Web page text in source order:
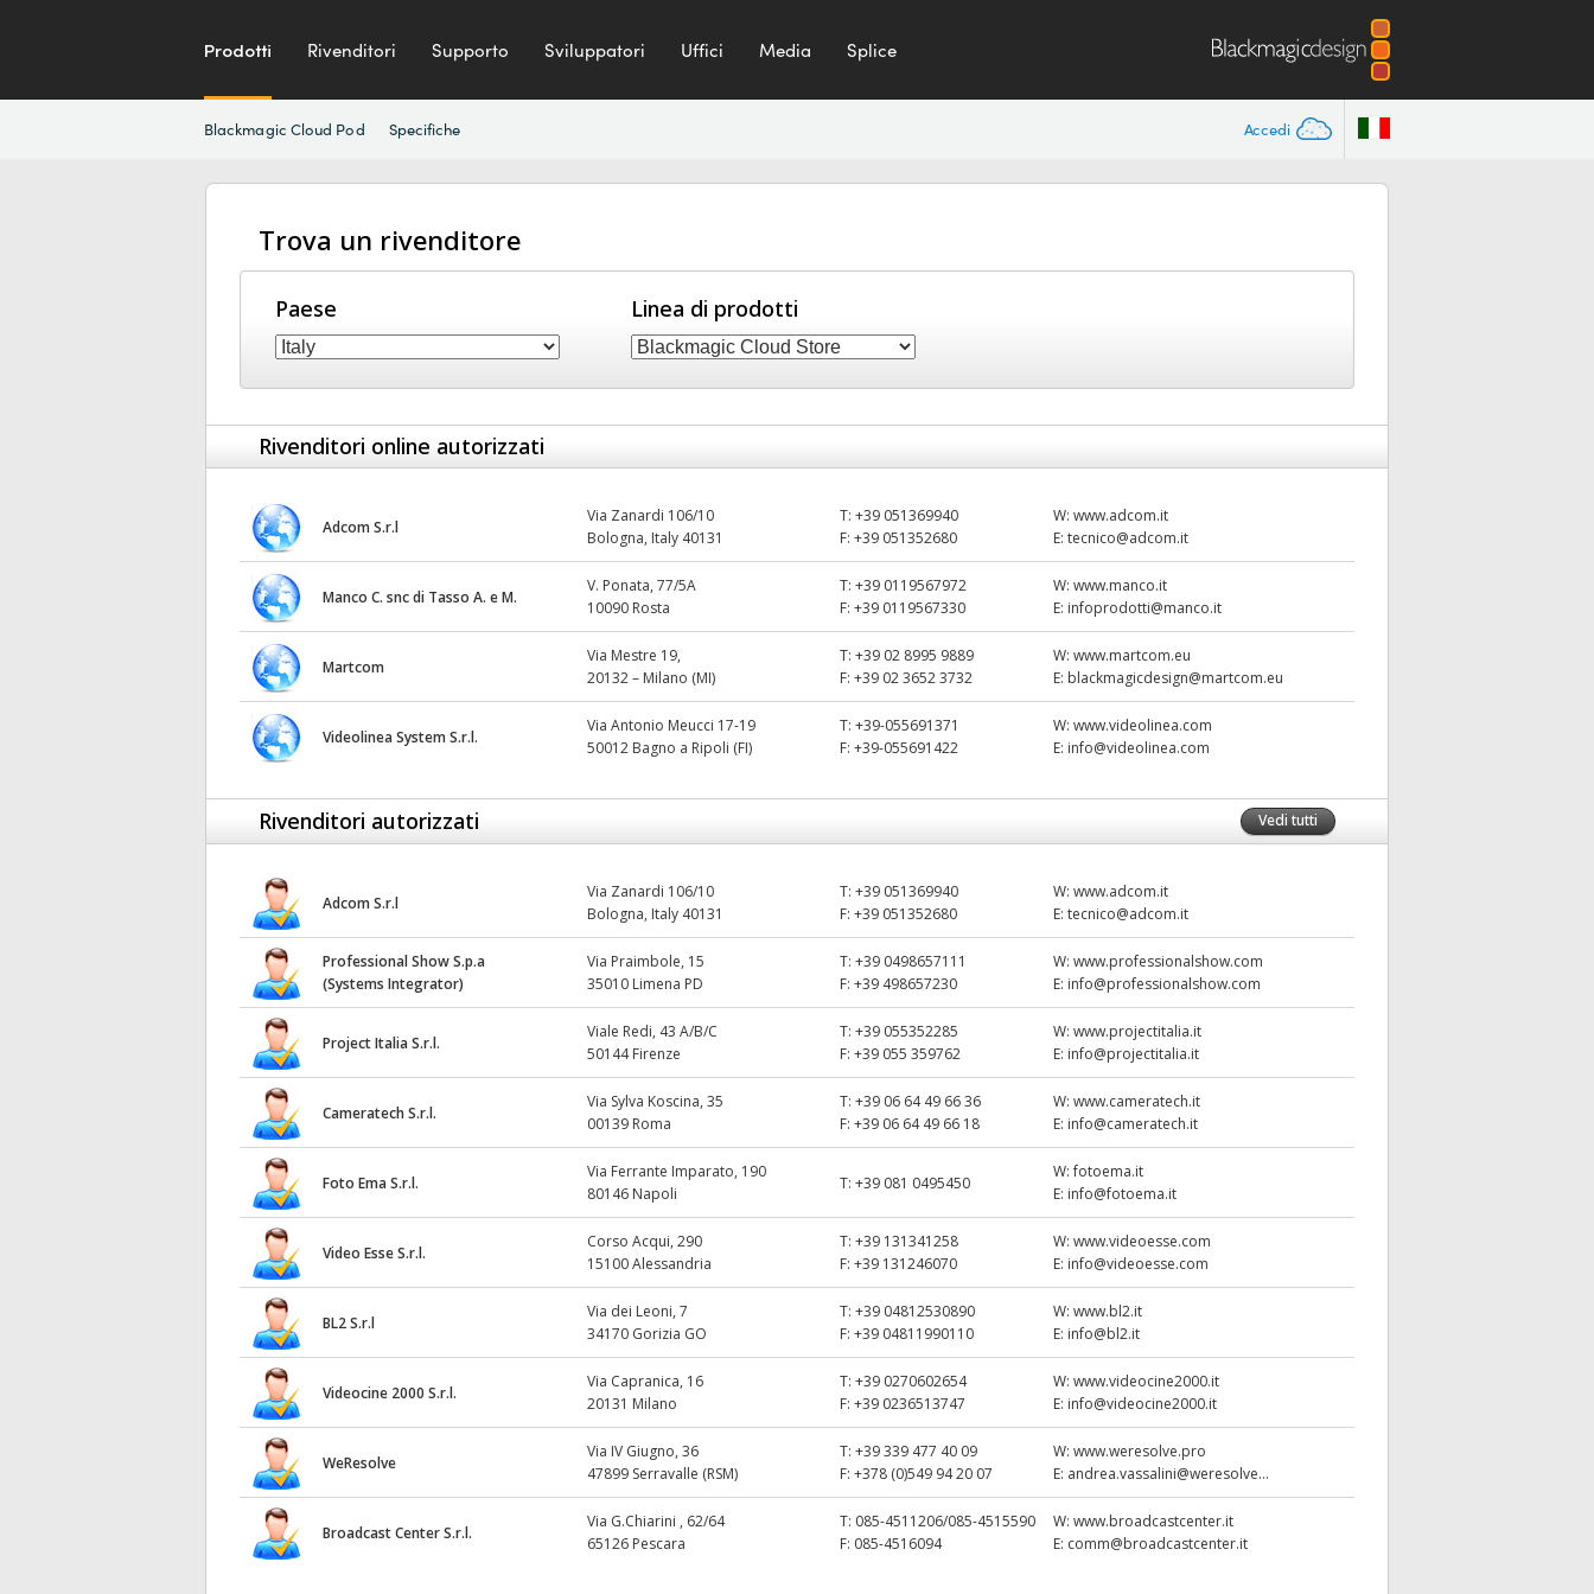
Prodotti Rivenditori Supporto Sviluppatori Uffici Media Splice
Accedi
Blackmagic Cloud Pod Specifiche
Trova un rivenditore
Paese Linea di prodotti
Rivenditori online autorizzati
Adcom S.r.l
Via Zanardi 106/10
Bologna, Italy 40131
T:+39 051369940
F:+39 051352680
W:www.adcom.it
E:tecnico@adcom.it
Manco C. snc di Tasso A. e M.
V. Ponata, 77/5A
10090 Rosta
T:+39 0119567972
F:+39 0119567330
W:www.manco.it
E: infoprodotti@manco.it
Martcom
Via Mestre 19,
20132 – Milano (MI)
T:+39 02 8995 9889
F:+39 02 3652 3732
W:www.martcom.eu
E: blackmagicdesign@martcom.eu
Videolinea System S.r.l.
Via Antonio Meucci 17-19
50012 Bagno a Ripoli (FI)
T:+39-055691371
F:+39-055691422
W:www.videolinea.com
E: info@videolinea.com
Rivenditori autorizzati Vedi tutti
Adcom S.r.l
Via Zanardi 106/10
Bologna, Italy 40131
T:+39 051369940
F:+39 051352680
W:www.adcom.it
E:tecnico@adcom.it
Professional Show S.p.a
(Systems Integrator)
Via Praimbole, 15
35010 Limena PD
T:+39 0498657111
F:+39 498657230
W:www.professionalshow.com
E: info@professionalshow.com
Project Italia S.r.l.
Viale Redi, 43 A/B/C
50144 Firenze
T:+39 055352285
F:+39 055 359762
W:www.projectitalia.it
E: info@projectitalia.it
Cameratech S.r.l.
Via Sylva Koscina, 35
00139 Roma
T:+39 06 64 49 66 36
F:+39 06 64 49 66 18
W:www.cameratech.it
E: info@cameratech.it
Foto Ema S.r.l.
Via Ferrante Imparato, 190
80146 Napoli
T:+39 081 0495450
W:fotoema.it
E: info@fotoema.it
Video Esse S.r.l.
Corso Acqui, 290
15100 Alessandria
T:+39 131341258
F:+39 131246070
W:www.videoesse.com
E: info@videoesse.com
BL2 S.r.l
Via dei Leoni, 7
34170 Gorizia GO
T:+39 04812530890
F:+39 04811990110
W:www.bl2.it
E: info@bl2.it
Videocine 2000 S.r.l.
Via Capranica, 16
20131 Milano
T:+39 0270602654
F:+39 0236513747
W:www.videocine2000.it
E: info@videocine2000.it
WeResolve
Via IV Giugno, 36
47899 Serravalle (RSM)
T:+39 339 477 40 09
F:+378 (0)549 94 20 07
W:www.weresolve.pro
E: andrea.vassalini@weresolve...
Broadcast Center S.r.l.
Via G.Chiarini , 62/64
65126 Pescara
T: 085-4511206/085-4515590
F: 085-4516094
W:www.broadcastcenter.it
E: comm@broadcastcenter.it